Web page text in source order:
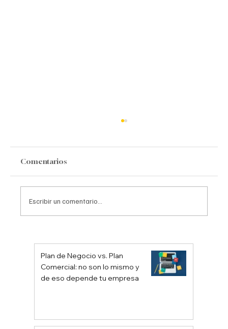
Comentarios
Escribir un comentario...
Plan de Negocio vs. Plan
Comercial: no son lo mismo y
de eso depende tu empresa